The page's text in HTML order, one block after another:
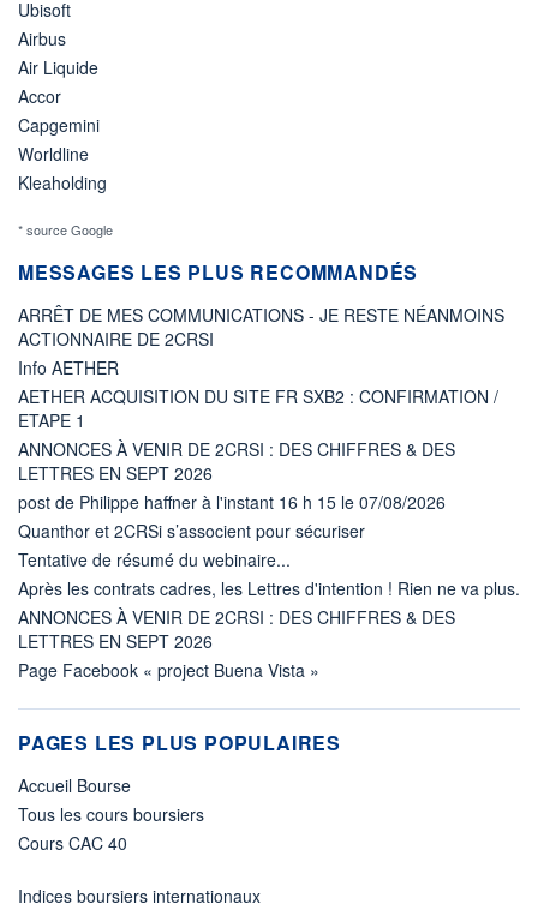
Ubisoft
Airbus
Air Liquide
Accor
Capgemini
Worldline
Kleaholding
* source Google
MESSAGES LES PLUS RECOMMANDÉS
ARRÊT DE MES COMMUNICATIONS - JE RESTE NÉANMOINS
ACTIONNAIRE DE 2CRSI
Info AETHER
AETHER ACQUISITION DU SITE FR SXB2 : CONFIRMATION /
ETAPE 1
ANNONCES À VENIR DE 2CRSI : DES CHIFFRES & DES
LETTRES EN SEPT 2026
post de Philippe haffner à l'instant 16 h 15 le 07/08/2026
Quanthor et 2CRSi s’associent pour sécuriser
Tentative de résumé du webinaire...
Après les contrats cadres, les Lettres d'intention ! Rien ne va plus.
ANNONCES À VENIR DE 2CRSI : DES CHIFFRES & DES
LETTRES EN SEPT 2026
Page Facebook « project Buena Vista »
PAGES LES PLUS POPULAIRES
Accueil Bourse
Tous les cours boursiers
Cours CAC 40
Indices boursiers internationaux